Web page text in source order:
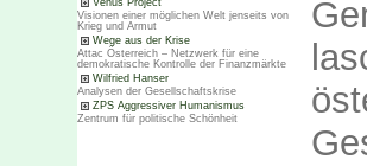
Venus Project
Visionen einer möglichen Welt jenseits von
Krieg und Armut
Wege aus der Krise
Attac Österreich – Netzwerk für eine
demokratische Kontrolle der Finanzmärkte
Wilfried Hanser
Analysen der Gesellschaftskrise
ZPS Aggressiver Humanismus
Zentrum für politische Schönheit